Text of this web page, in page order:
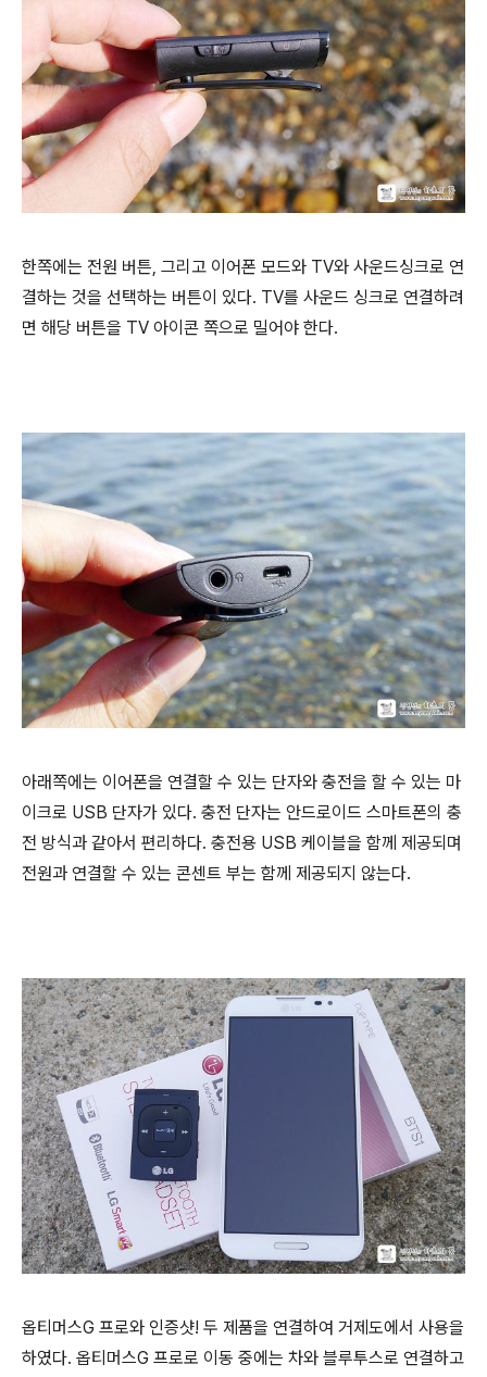
한쪽에는 전원 버튼, 그리고 이어폰 모드와 TV와 사운드싱크로 연
결하는 것을 선택하는 버튼이 있다. TV를 사운드 싱크로 연결하려
면 해당 버튼을 TV 아이콘 쪽으로 밀어야 한다.
아래쪽에는 이어폰을 연결할 수 있는 단자와 충전을 할 수 있는 마
이크로 USB 단자가 있다. 충전 단자는 안드로이드 스마트폰의 충
전 방식과 같아서 편리하다. 충전용 USB 케이블을 함께 제공되며
전원과 연결할 수 있는 콘센트 부는 함께 제공되지 않는다.
옵티머스G 프로와 인증샷! 두 제품을 연결하여 거제도에서 사용을
하였다. 옵티머스G 프로로 이동 중에는 차와 블루투스로 연결하고